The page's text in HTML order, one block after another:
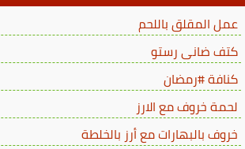
عمل المقلق باللحم
كتف ضانى رستو
كنافة #رمضان
لحمة خروف مع الارز
خروف بالبهارات مع أرز بالخلطة